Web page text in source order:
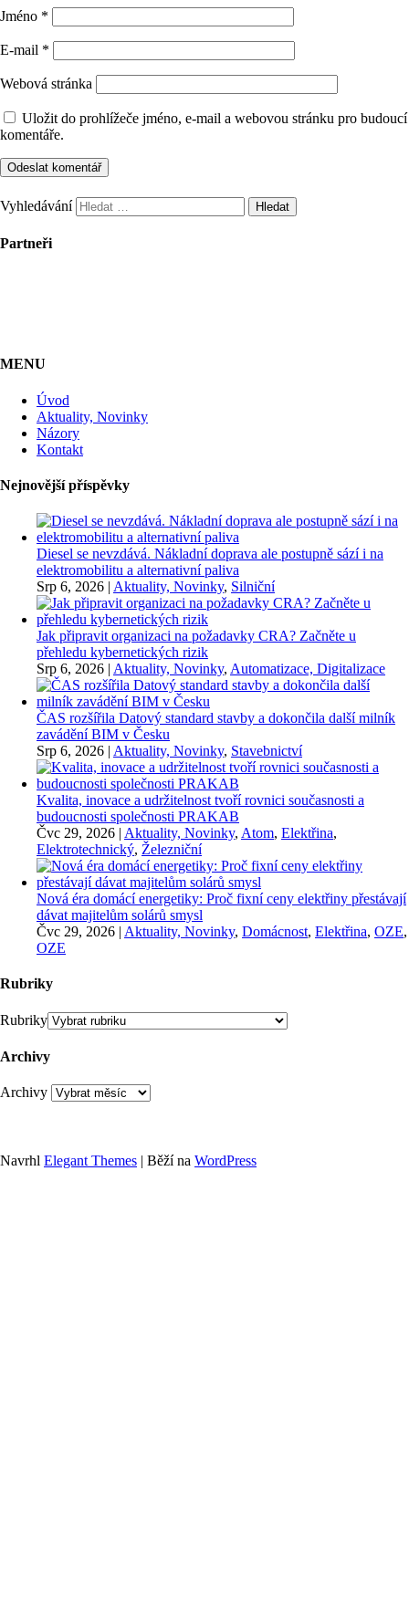
Jméno *
E-mail *
Webová stránka
Uložit do prohlížeče jméno, e-mail a webovou stránku pro budoucí
komentáře.
Vyhledávání
Partneři
MENU
Úvod
Aktuality, Novinky
Názory
Kontakt
Nejnovější příspěvky
Diesel se nevzdává. Nákladní doprava ale postupně sází i na
elektromobilitu a alternativní paliva
Srp 6, 2026 | Aktuality, Novinky, Silniční
Jak připravit organizaci na požadavky CRA? Začněte u
přehledu kybernetických rizik
Srp 6, 2026 | Aktuality, Novinky, Automatizace, Digitalizace
ČAS rozšířila Datový standard stavby a dokončila další milník
zavádění BIM v Česku
Srp 6, 2026 | Aktuality, Novinky, Stavebnictví
Kvalita, inovace a udržitelnost tvoří rovnici současnosti a
budoucnosti společnosti PRAKAB
Čvc 29, 2026 | Aktuality, Novinky, Atom, Elektřina,
Elektrotechnický, Železniční
Nová éra domácí energetiky: Proč fixní ceny elektřiny přestávají
dávat majitelům solárů smysl
Čvc 29, 2026 | Aktuality, Novinky, Domácnost, Elektřina, OZE,
OZE
Rubriky
Rubriky
Archivy
Archivy
Navrhl Elegant Themes | Běží na WordPress